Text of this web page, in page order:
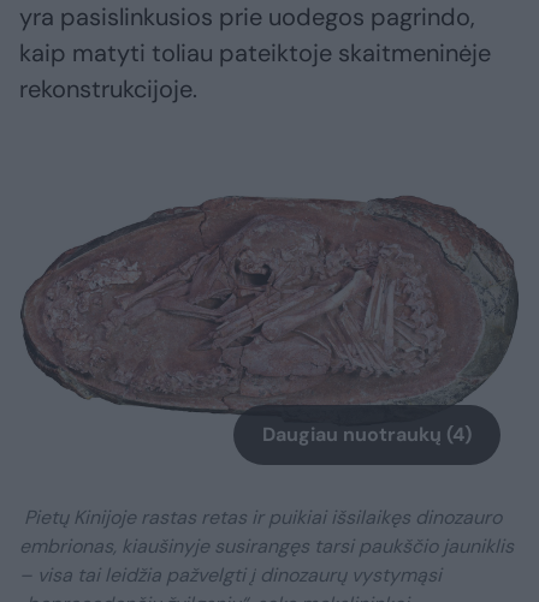
yra pasislinkusios prie uodegos pagrindo,
kaip matyti toliau pateiktoje skaitmeninėje
rekonstrukcijoje.
Daugiau nuotraukų (4)
Pietų Kinijoje rastas retas ir puikiai išsilaikęs dinozauro
embrionas, kiaušinyje susirangęs tarsi paukščio jauniklis
– visa tai leidžia pažvelgti į dinozaurų vystymąsi